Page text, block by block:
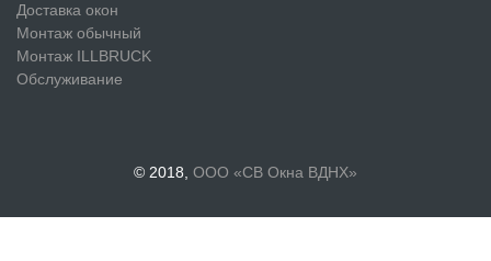
Доставка окон
Монтаж обычный
Монтаж ILLBRUCK
Обслуживание
© 2018, ООО «СВ Окна ВДНХ»